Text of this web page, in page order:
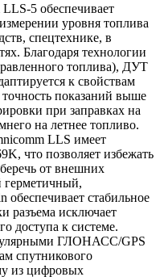
5 обеспечивает
уровня топлива
спецтехнике, в
Благодаря технологии
топлива), ДУТ
к свойствам
показаний выше
при заправках на
на летнее топливо.
LLS имеет
что позволяет избежать
от внешних
герметичный,
обеспечивает стабильное
разъема исключает
доступа к системе.
ГЛОНАСС/GPS
спутникового
из цифровых